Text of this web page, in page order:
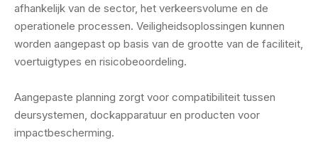
afhankelijk van de sector, het verkeersvolume en de
operationele processen. Veiligheidsoplossingen kunnen
worden aangepast op basis van de grootte van de faciliteit,
voertuigtypes en risicobeoordeling.
Aangepaste planning zorgt voor compatibiliteit tussen
deursystemen, dockapparatuur en producten voor
impactbescherming.